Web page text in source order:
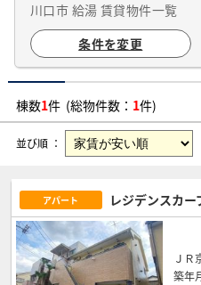
川口市 給湯 賃貸物件一覧
条件を変更
棟数1件 (総物件数： 1件)
並び順 ：
アパート レジデンスカー
ＪＲ
築年